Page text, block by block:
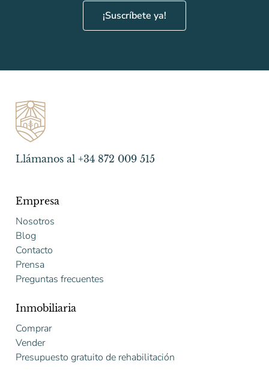
¡Suscríbete ya!
Llámanos al +34 872 009 515
Empresa
Nosotros
Blog
Contacto
Prensa
Preguntas frecuentes
Inmobiliaria
Comprar
Vender
Presupuesto gratuito de rehabilitación